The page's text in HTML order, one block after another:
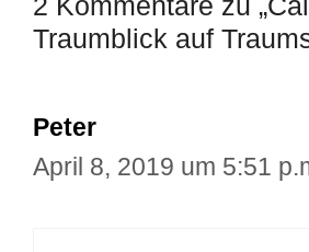
Traumblick auf
Peter
April 8, 2019 um 5:51